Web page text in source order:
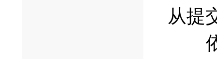
从提
依